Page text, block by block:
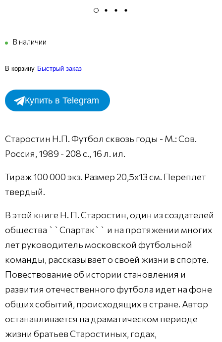
В наличии
В корзину Быстрый заказ
Купить в Telegram
Старостин Н.П. Футбол сквозь годы - М.: Сов.
Россия, 1989 - 208 с., 16 л. ил.
Тираж 100 000 экз. Размер 20,5х13 см. Переплет
твердый.
В этой книге Н. П. Старостин, один из создателей
общества ``Спартак`` и на протяжении многих
лет руководитель московской футбольной
команды, рассказывает о своей жизни в спорте.
Повествование об истории становления и
развития отечественного футбола идет на фоне
общих событий, происходящих в стране. Автор
останавливается на драматическом периоде
жизни братьев Старостиных, годах,